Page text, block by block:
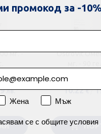
мг. -
лв.
OstroVit
мг. - 90
10.22€ /
проблем с
Намерих
промокод за -10%
Жена
Мъж
се с общите условия
се с общите условия